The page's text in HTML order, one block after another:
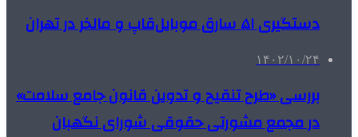
دستگیری ۵۱ سارق موبایل‌قاپ و مالخر در تهران
۱۴۰۲/۱۰/۲۴
بررسی «طرح تنقیح و تدوین قانون جامع سلامت»
در مجمع مشورتی حقوقی شورای نگهبان